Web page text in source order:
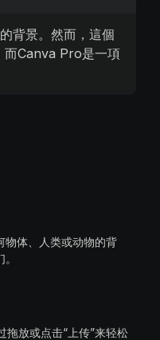
背景。然而，這個
而Canva Pro是一項
物体、人类或动物的背
拖放或点击“上传”来轻松